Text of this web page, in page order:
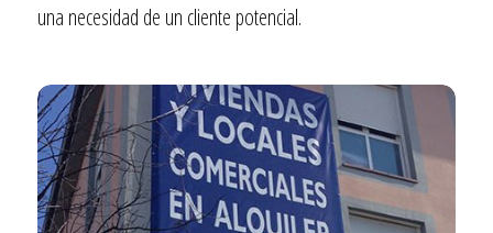
una necesidad de un cliente potencial.